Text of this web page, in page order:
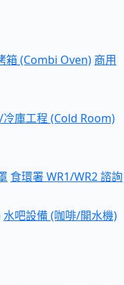
箱 (Combi Oven) 商用
庫工程 (Cold Room)
食環署 WR1/WR2 諮詢
水吧設備 (咖啡/開水機)